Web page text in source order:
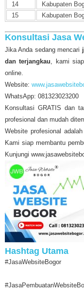
14
Kabupaten
15
Kabupaten
Konsultasi Jasa
Jika Anda sedang mencari
dan terjangkau, kami
online.
Website:
WhatsApp: 081323023200
Konsultasi GRATIS dan
profesional dan mudah
Website profesional
Kami siap membantu
Kunjungi
Hashtag Utama
#JasaWebsiteBogor